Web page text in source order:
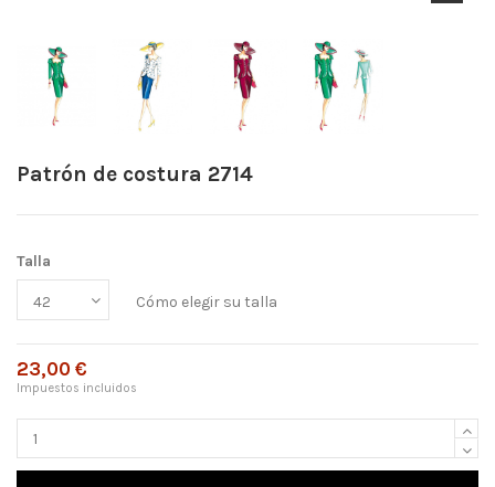
Patrón de costura 2714
Talla
Cómo elegir su talla
23,00 €
Impuestos incluidos